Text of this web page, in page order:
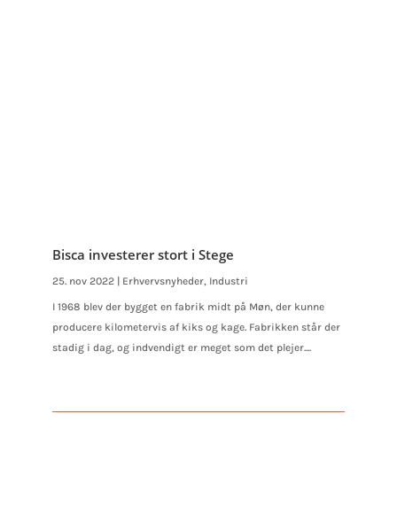
Bisca investerer stort i Stege
25. nov 2022 Erhvervsnyheder, Industri
I 1968 blev der bygget en fabrik midt på Møn, der kunne
producere kilometervis af kiks og kage. Fabrikken står der
stadig i dag, og indvendigt er meget som det plejer....